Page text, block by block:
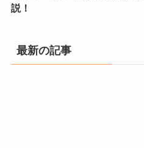
説！
最新の記事